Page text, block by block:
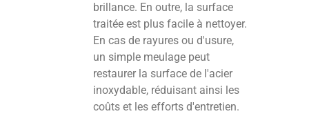
brillance. En outre, la surface
traitée est plus facile à nettoyer.
En cas de rayures ou d'usure,
un simple meulage peut
restaurer la surface de l'acier
inoxydable, réduisant ainsi les
coûts et les efforts d'entretien.